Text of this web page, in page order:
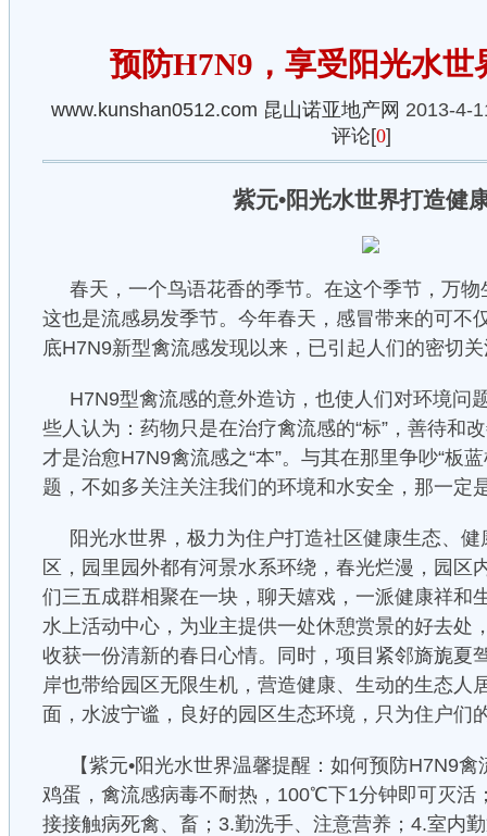
预防H7N9，享受阳光水世
www.kunshan0512.com 昆山诺亚地产网 2013-4-
评论[0]
紫元•阳光水世界打造健
春天，一个鸟语花香的季节。在这个季节，万
这也是流感易发季节。今年春天，感冒带来的可不
底H7N9新型禽流感发现以来，已引起人们的密切
H7N9型禽流感的意外造访，也使人们对环境问
些人认为：药物只是在治疗禽流感的“标”，善待和
才是治愈H7N9禽流感之“本”。与其在那里争吵“板
题，不如多关注关注我们的环境和水安全，那一定
阳光水世界，极力为住户打造社区健康生态、
区，园里园外都有河景水系环绕，春光烂漫，园区
们三五成群相聚在一块，聊天嬉戏，一派健康祥和
水上活动中心，为业主提供一处休憩赏景的好去处
收获一份清新的春日心情。同时，项目紧邻旖旎夏
岸也带给园区无限生机，营造健康、生动的生态人
面，水波宁谧，良好的园区生态环境，只为住户们
【紫元•阳光水世界温馨提醒：如何预防H7N9
鸡蛋，禽流感病毒不耐热，100℃下1分钟即可灭活
接接触病死禽、畜；3.勤洗手、注意营养；4.室内